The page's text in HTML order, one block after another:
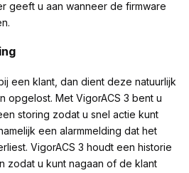
geeft u aan wanneer de firmware
een klant, dan dient deze natuurlijk
opgelost. Met VigorACS 3 bent u
storing zodat u snel actie kunt
een alarmmelding dat het
VigorACS 3 houdt een historie
zodat u kunt nagaan of de klant